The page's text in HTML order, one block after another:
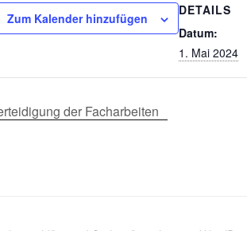
Zum Kalender hinzufügen
DETAILS
Datum:
1. Mai 2024
der Facharbeiten